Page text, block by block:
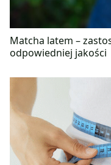
Matcha latem –
odpowiedniej jakości